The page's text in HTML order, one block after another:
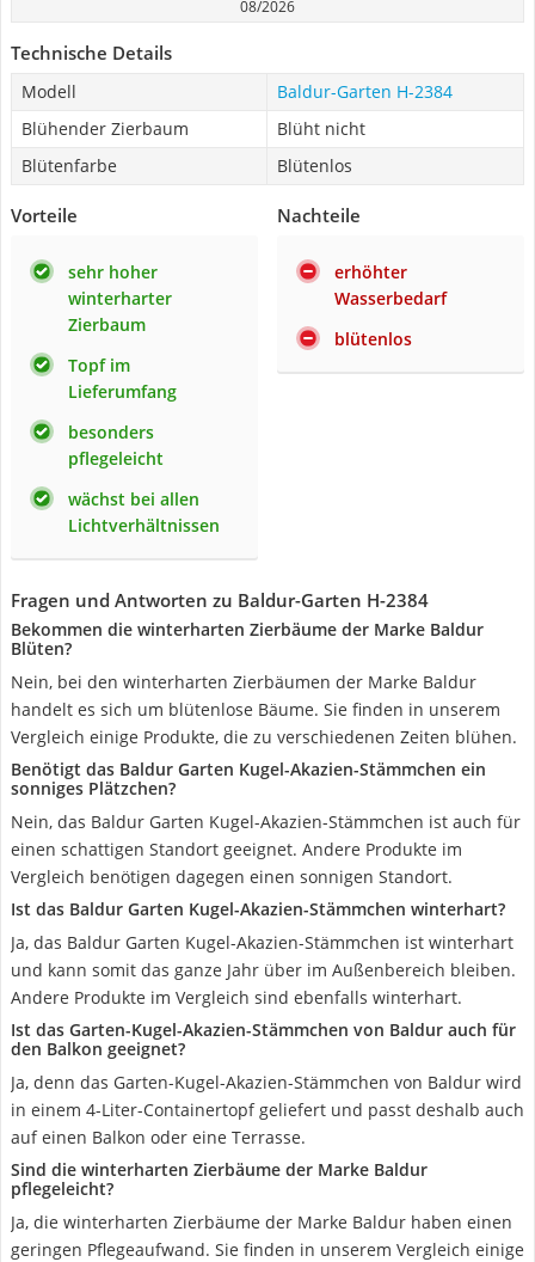
08/2026
Technische Details
Modell
Baldur-Garten H-2384
Blühender Zierbaum
Blüht nicht
Blütenfarbe
Blütenlos
Vorteile
sehr hoher
winterharter
Zierbaum
Topf im
Lieferumfang
besonders
pflegeleicht
wächst bei allen
Lichtverhältnissen
Nachteile
erhöhter
Wasserbedarf
blütenlos
Fragen und Antworten zu Baldur-Garten H-2384
Bekommen die winterharten Zierbäume der Marke Baldur
Blüten?
Nein, bei den winterharten Zierbäumen der Marke Baldur
handelt es sich um blütenlose Bäume. Sie finden in unserem
Vergleich einige Produkte, die zu verschiedenen Zeiten blühen.
Benötigt das Baldur Garten Kugel-Akazien-Stämmchen ein
sonniges Plätzchen?
Nein, das Baldur Garten Kugel-Akazien-Stämmchen ist auch für
einen schattigen Standort geeignet. Andere Produkte im
Vergleich benötigen dagegen einen sonnigen Standort.
Ist das Baldur Garten Kugel-Akazien-Stämmchen winterhart?
Ja, das Baldur Garten Kugel-Akazien-Stämmchen ist winterhart
und kann somit das ganze Jahr über im Außenbereich bleiben.
Andere Produkte im Vergleich sind ebenfalls winterhart.
Ist das Garten-Kugel-Akazien-Stämmchen von Baldur auch für
den Balkon geeignet?
Ja, denn das Garten-Kugel-Akazien-Stämmchen von Baldur wird
in einem 4-Liter-Containertopf geliefert und passt deshalb auch
auf einen Balkon oder eine Terrasse.
Sind die winterharten Zierbäume der Marke Baldur
pflegeleicht?
Ja, die winterharten Zierbäume der Marke Baldur haben einen
geringen Pflegeaufwand. Sie finden in unserem Vergleich einige